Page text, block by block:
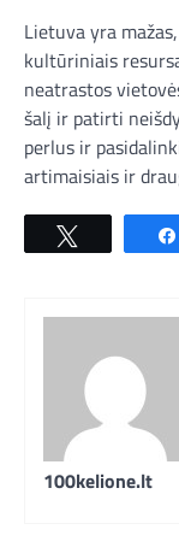
Lietuva yra
kultūriniais
neatrastos
šalį ir patirti
perlus ir
artimaisiais ir
100kelione.lt